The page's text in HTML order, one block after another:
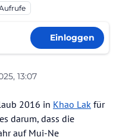
Einloggen
13:07
2016 in Khao Lak für
darum, dass die
auf Mui-Ne